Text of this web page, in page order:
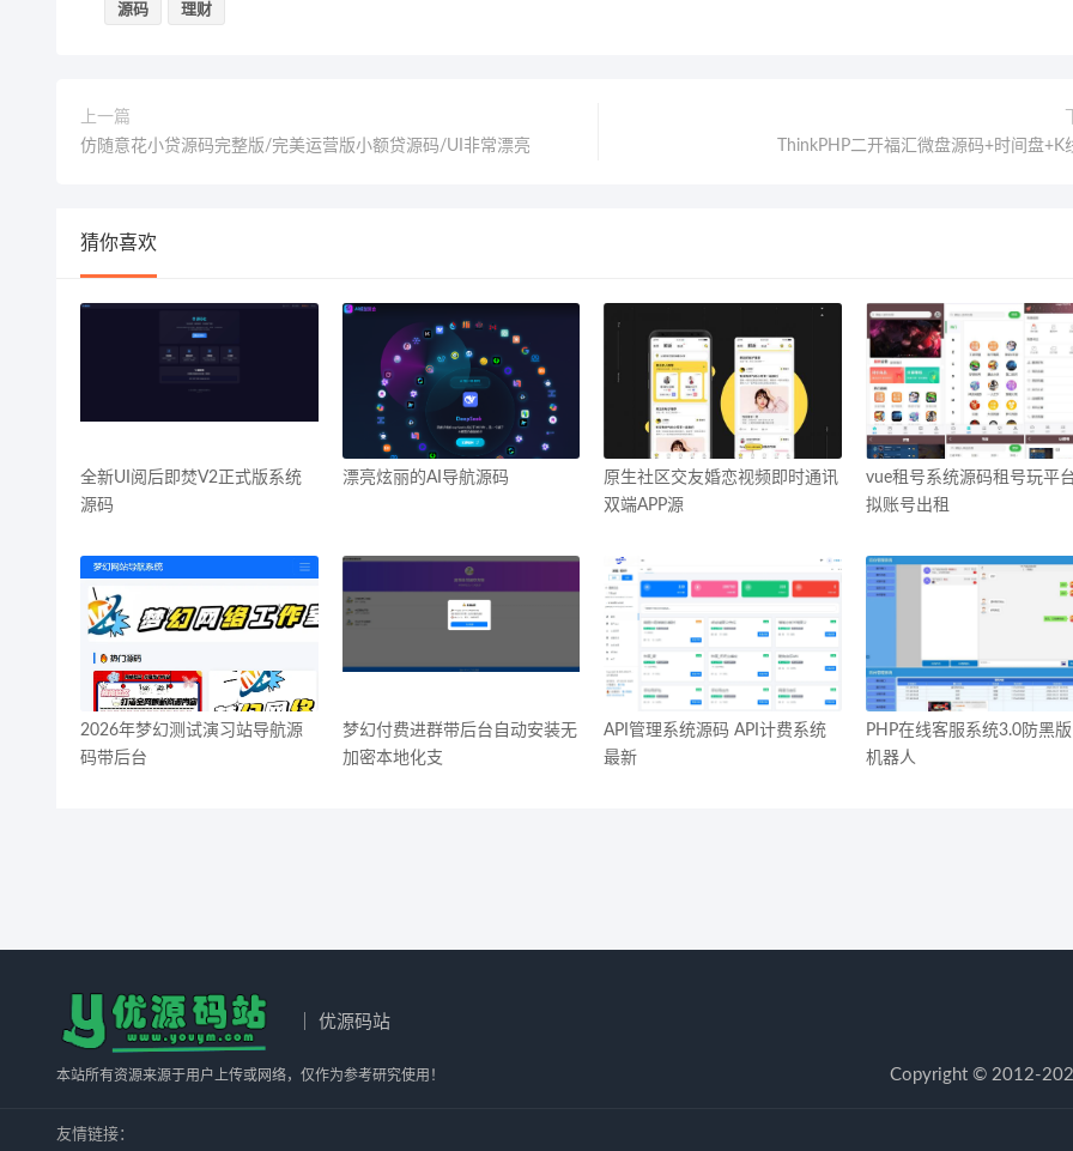
源码 理财
上一篇
仿随意花小贷源码完整版/完美运营版小额贷源码/UI非常漂亮
ThinkPHP二开福汇微盘源码+时间盘+K
猜你喜欢
全新UI阅后即焚V2正式版系统
源码
漂亮炫丽的AI导航源码
原生社区交友婚恋视频即时通讯
双端APP源
vue租号系统源码租号玩平
拟账号出租
2026年梦幻测试演习站导航源
码带后台
梦幻付费进群带后台自动安装无
加密本地化支
API管理系统源码 API计费系统
最新
PHP在线客服系统3.0防黑
机器人
｜ 优源码站
本站所有资源来源于用户上传或网络，仅作为参考研究使用！ Copyright © 2012-
友情链接：